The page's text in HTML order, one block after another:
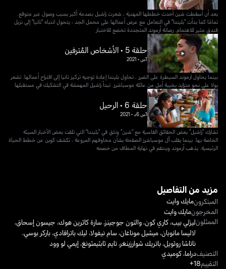
بعد أن أسقطت شين أحدث خططها المهنية ، شعرت راشيل بصدمة أكبر بسبب وصول غير متوقع.
تمامًا كما بدأت "بليندا" في التعامل مع عرض أعمالها على محمل الجد ، يتحول انتباه "تانيا" إلى نزيل
فندق مثير للاهتمام. رصانة أرموند المتجددة تخضع للاختبار
حلقة 5 • الأشخاص المُترفين
1س •
2021
بينما يحاول ارموند السيطرة على الضرر ، تحاول بليندا إعادة توجيه تركيز تانيا إلى اقتراح أعمالها. تشعر
بولا على نحو متزايد بخيبة أمل من عائلة موسباشرز. تبدأ راشيل المهمشة في التشكيك في مستقبلها
حلقة 6 • الرحيل
1س 6د •
2021
تشارك "راشيل" بعض الحقائق القاسية مع "شين" وتثق في "بليندا" التي تلقت بعض الأخبار السيئة
الخاصة بها. بينما يقلب آل موسباشرز الصفحة بشأن مخاوفهم المروعة ، تكشف كوين عن خطط الحياة
الرئيسية. يذهب أرموند وينتقم في نهاية المطاف من خصمه
مزيد من التفاصيل
المبتكرونمايك وايت
المخرجونمايك وايت
الممثلونليزلي بيب،كاري كون،والتون جوجينز، سارة كاثرين هوك، جيسون إسحاق،
لاليسا مانوبان،ميشيل موناغان، سام نيفولا، ليك باترافادي،باركر بوسي،
ناتاشا روثويل،باتريك شوارزينغر،تايم ثابثيمثونغ، إيمي لو وود
التصنيفدراما،كوميدي
التقييم18+